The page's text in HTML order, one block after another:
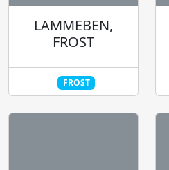
LAMMEBEN,
FROST
FROST